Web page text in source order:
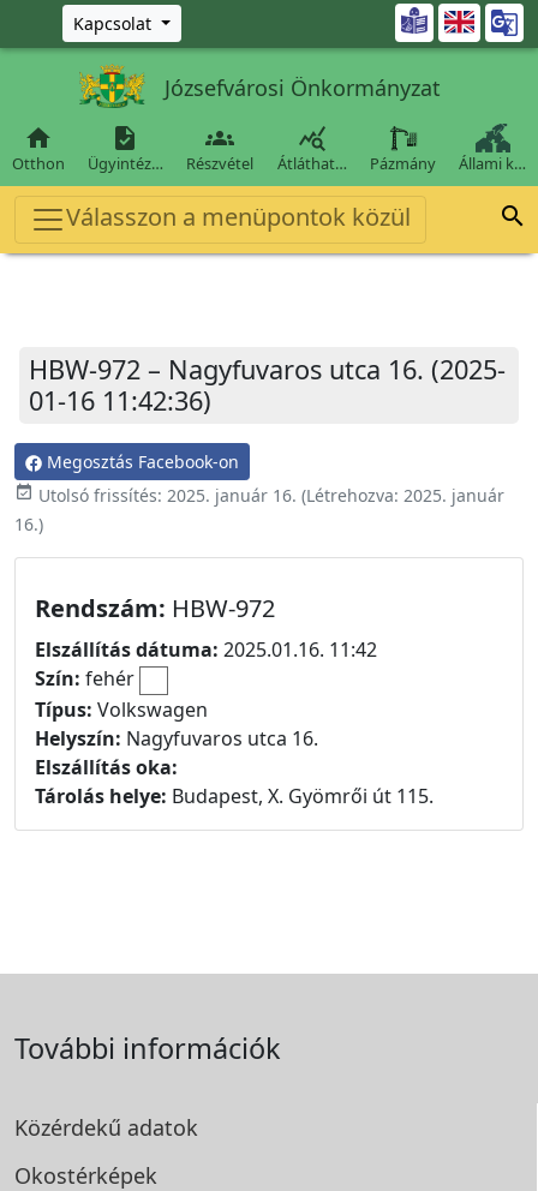
Ugrás a fő tartalomra
Kapcsolat 
Józsefvárosi Önkormányzat

Otthon

Ügyintéz…

Részvétel

Átláthat… Pázmány Állami k…
Válasszon a menüpontok közül 
HBW-972 – Nagyfuvaros utca 16. (2025-
01-16 11:42:36)
Megosztás Facebook-on
event_available Utolsó frissítés: 2025. január 16. (Létrehozva: 2025. január
16.)
Rendszám: HBW-972
Elszállítás dátuma: 2025.01.16. 11:42
Szín: fehér
Típus: Volkswagen
Helyszín: Nagyfuvaros utca 16.
Elszállítás oka:
Tárolás helye: Budapest, X. Gyömrői út 115.
További információk
Közérdekű adatok
Okostérképek